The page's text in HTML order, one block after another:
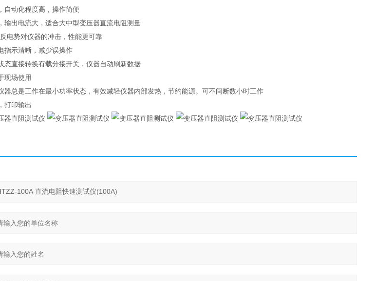
自动化程度高，操作简便
输出电流大，适合大中型变压器直流电阻测量
电势对仪器的冲击，性能更可靠
指示清晰，减少误操作
态直接转换有载分接开关，仪器自动刷新数据
现场使用
器总是工作在最小功率状态，有效减轻仪器内部发热，节约能源。可不间断数小时工作
打印输出